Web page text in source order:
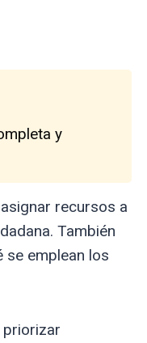
y
recursos a
También
se emplean los
priorizar